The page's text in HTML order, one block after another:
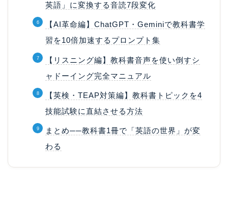
英語」に変換する音読7段変化
【AI革命編】ChatGPT・Geminiで教科書学
習を10倍加速するプロンプト集
【リスニング編】教科書音声を使い倒すシ
ャドーイング完全マニュアル
【英検・TEAP対策編】教科書トピックを4
技能試験に直結させる方法
まとめ──教科書1冊で「英語の世界」が変
わる